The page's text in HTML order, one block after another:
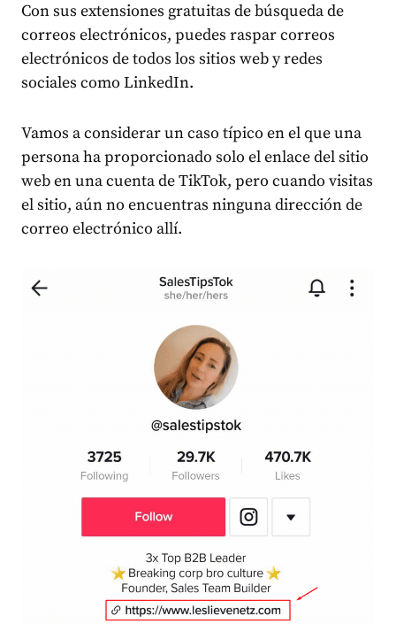
Con sus extensiones gratuitas de búsqueda de
correos electrónicos, puedes raspar correos
electrónicos de todos los sitios web y redes
sociales como LinkedIn.
Vamos a considerar un caso típico en el que una
persona ha proporcionado solo el enlace del sitio
web en una cuenta de TikTok, pero cuando visitas
el sitio, aún no encuentras ninguna dirección de
correo electrónico allí.